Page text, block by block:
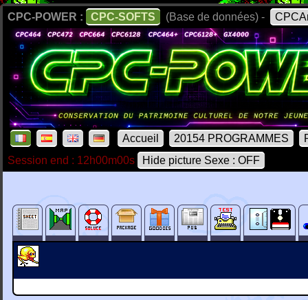
CPC-POWER : CPC-SOFTS (Base de données) -
Accueil 20154 PROGRAMMES
Session end : 12h00m00s
Hide picture Sexe : OFF